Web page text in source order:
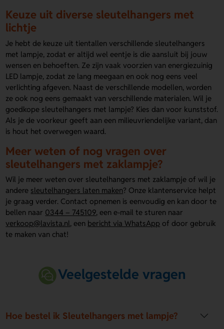
Keuze uit diverse sleutelhangers met
lichtje
Je hebt de keuze uit tientallen verschillende sleutelhangers
met lampje, zodat er altijd wel eentje is die aansluit bij jouw
wensen en behoeften. Ze zijn vaak voorzien van energiezuinig
LED lampje, zodat ze lang meegaan en ook nog eens veel
verlichting afgeven. Naast de verschillende modellen, worden
ze ook nog eens gemaakt van verschillende materialen. Wil je
goedkope sleutelhangers met lampje? Kies dan voor kunststof.
Als je de voorkeur geeft aan een milieuvriendelijke variant, dan
is hout het overwegen waard.
Meer weten of nog vragen over
sleutelhangers met zaklampje?
Wil je meer weten over sleutelhangers met zaklampje of wil je
andere sleutelhangers laten maken? Onze klantenservice helpt
je graag verder. Contact opnemen is eenvoudig en kan door te
bellen naar 0344 – 745109, een e-mail te sturen naar
verkoop@lavista.nl, een bericht via WhatsApp of door gebruik
te maken van chat!
Veelgestelde vragen
Hoe bestel ik Sleutelhangers met lampje?